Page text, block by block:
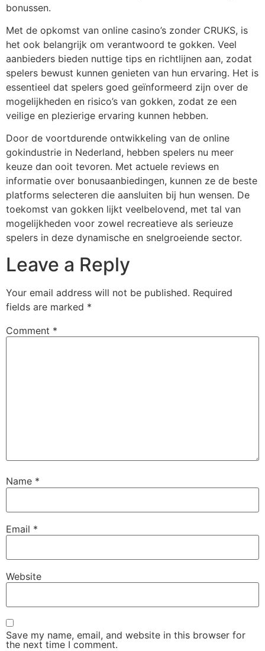
bonussen.
Met de opkomst van online casino’s zonder CRUKS, is
het ook belangrijk om verantwoord te gokken. Veel
aanbieders bieden nuttige tips en richtlijnen aan, zodat
spelers bewust kunnen genieten van hun ervaring. Het is
essentieel dat spelers goed geïnformeerd zijn over de
mogelijkheden en risico’s van gokken, zodat ze een
veilige en plezierige ervaring kunnen hebben.
Door de voortdurende ontwikkeling van de online
gokindustrie in Nederland, hebben spelers nu meer
keuze dan ooit tevoren. Met actuele reviews en
informatie over bonusaanbiedingen, kunnen ze de beste
platforms selecteren die aansluiten bij hun wensen. De
toekomst van gokken lijkt veelbelovend, met tal van
mogelijkheden voor zowel recreatieve als serieuze
spelers in deze dynamische en snelgroeiende sector.
Leave a Reply
Your email address will not be published. Required
fields are marked *
Comment *
Name *
Email *
Website
Save my name, email, and website in this browser for
the next time I comment.